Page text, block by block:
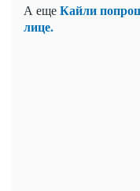
А ещеКайли
лице.